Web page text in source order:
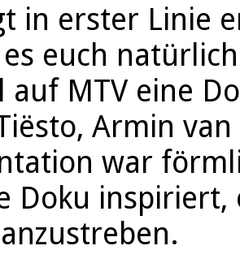
in erster Linie
euch
auf MTV eine
Armin
war
Doku inspiriert,